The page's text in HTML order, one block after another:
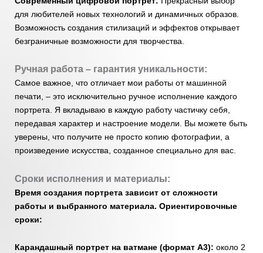
для любителей новых технологий и динамичных образов.
Возможность создания стилизаций и эффектов открывает
безграничные возможности для творчества.
Ручная работа – гарантия уникальности:
Самое важное, что отличает мои работы от машинной
печати, – это исключительно ручное исполнение каждого
портрета. Я вкладываю в каждую работу частичку себя,
передавая характер и настроение модели. Вы можете быть
уверены, что получите не просто копию фотографии, а
произведение искусства, созданное специально для вас.
Сроки исполнения и материалы:
Время создания портрета зависит от сложности
работы и выбранного материала. Ориентировочные
сроки:
Карандашный портрет на ватмане (формат А3): около 2